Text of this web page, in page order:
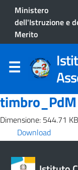
Ministero
dell'Istruzione e
Merito
Dimensione: 544.71 KB
Download